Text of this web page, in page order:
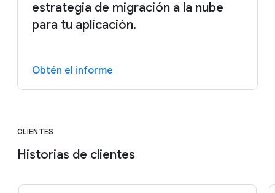
estrategia de migración a la nube
para tu aplicación.
Obtén el informe
CLIENTES
Historias de clientes